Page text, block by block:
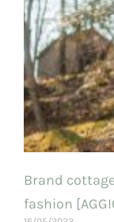
Brand
fashion